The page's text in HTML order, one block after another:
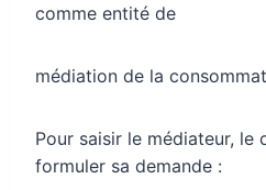
comme entité de
médiation de la
Pour saisir le médiateur, le
formuler sa demande :